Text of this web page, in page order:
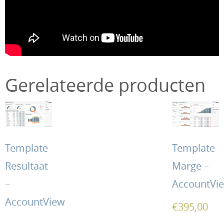
Gerelateerde producten
Template
Resultaat
–
AccountView
Template
Marge –
€395,00